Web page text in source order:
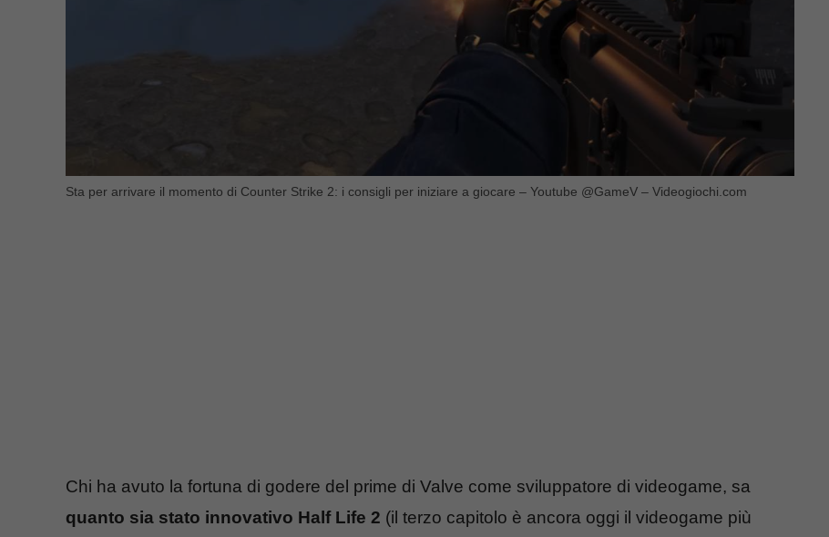
Sta per arrivare il momento di Counter Strike 2: i consigli per iniziare a giocare – Youtube @GameV – Videogiochi.com
Chi ha avuto la fortuna di godere del prime di Valve come sviluppatore di videogame, sa
quanto sia stato innovativo Half Life 2 (il terzo capitolo è ancora oggi il videogame più